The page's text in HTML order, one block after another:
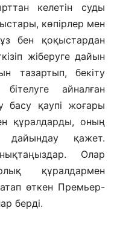
келетін суды
көпірлер мен
бен қоқыстардан
жіберуге дайын
тазартып, бекіту
айналған
басу қаупі жоғары
құралдарды, оның
дайындау қажет.
Олар
құралдармен
өткен Премьер-
берді.